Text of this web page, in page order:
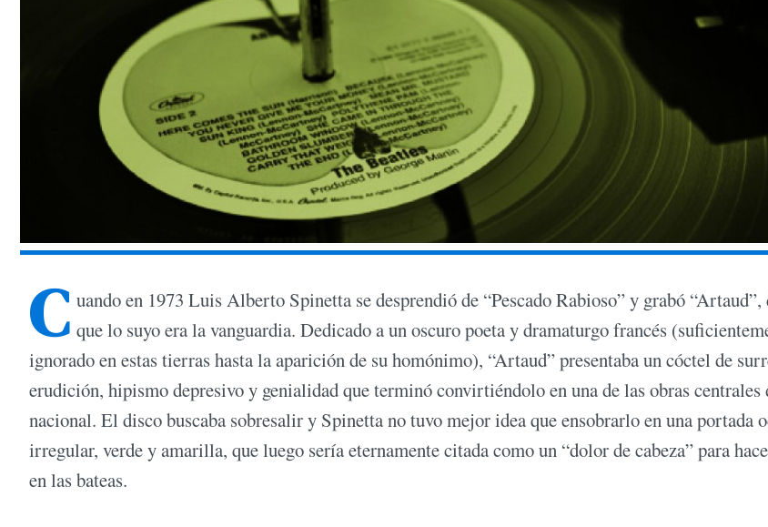
C uando en 1973 Luis Alberto Spinetta se desprendió de “Pescado Rabioso” y grabó
que lo suyo era la vanguardia. Dedicado a un oscuro poeta y dramaturgo francés
ignorado en estas tierras hasta la aparición de su homónimo), “Artaud” presentaba un cóctel de
erudición, hipismo depresivo y genialidad que terminó convirtiéndolo en una de las obras centrales
nacional. El disco buscaba sobresalir y Spinetta no tuvo mejor idea que ensobrarlo en una portada
irregular, verde y amarilla, que luego sería eternamente citada como un “dolor de cabeza” para
en las bateas.